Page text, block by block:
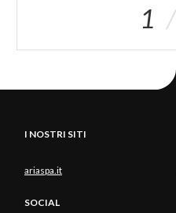
1
I NOSTRI SITI
ariaspa.it
SOCIAL